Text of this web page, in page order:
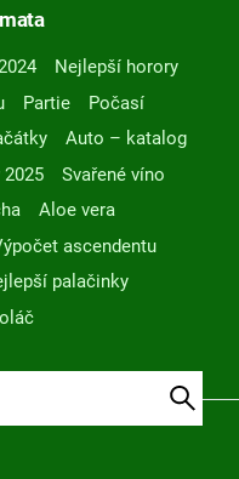
Nejlepší horory
Partie
Počasí
Auto – katalog
Svařené víno
Aloe vera
ascendentu
palačinky